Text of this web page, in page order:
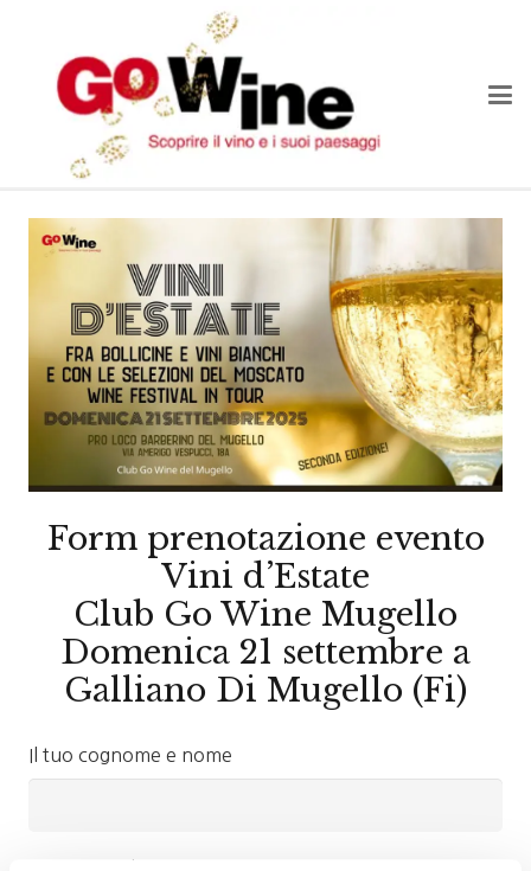
Form prenotazione evento
Vini d’Estate
Club Go Wine Mugello
Domenica 21 settembre a
Galliano Di Mugello (Fi)
Il tuo cognome e nome